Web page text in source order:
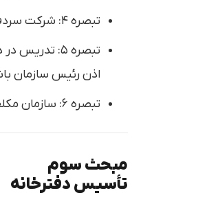
تبصره ۴: شرکت سردفتر و دفتریار در دوره‌های آموزشی که در ضمن خدمت توسط سازمان یا کانون برگزار می‌شود الزامی است.
تبصره ۵:
اذن رئیس سازمان
تبصره ۶: سازمان مکلف است پاداش مناسبی با توجه به تعداد جلسات هیأت اختبار به عنوان حق‌الزحمه به اعضاء هیأت اختبار بپردازد.
مبحث سوم‏‏
تأسیس دفترخانه